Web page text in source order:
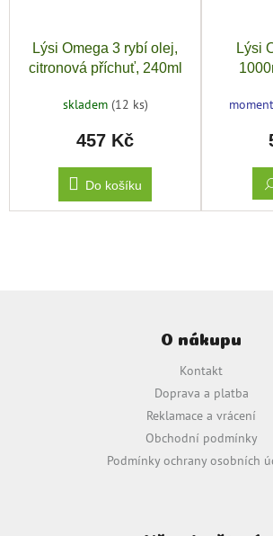
Lýsi Omega 3 rybí olej,
citronová příchuť, 240ml
skladem (12 ks)
457 Kč
Do košíku
Lýsi
O nákupu
Kontakt
Doprava a platba
Reklamace a vrácení
Obchodní podmínky
Podmínky ochrany osobních